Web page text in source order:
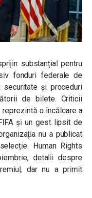
substanțial pentru
fonduri federale de
și proceduri
de bilete. Criticii
o încălcare a
și un gest lipsit de
nu a publicat
Human Rights
detalii despre
dar nu a primit